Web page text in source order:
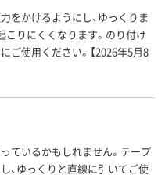
50をかけるようにし、ゆっくりま
こりにくくなります。のり付け
ご使用ください。【2026年5月8
ているかもしれません。テープ
、ゆっくりと直線に引いてご使